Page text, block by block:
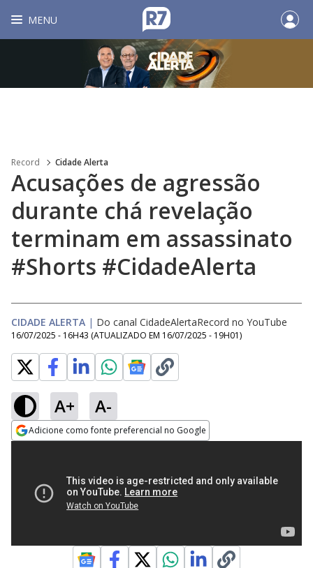
MENU
Record Cidade Alerta
Acusações de agressão
durante chá revelação
terminam em assassinato
#Shorts #CidadeAlerta
CIDADE ALERTA | Do canal CidadeAlertaRecord no YouTube
16/07/2025 - 16H43 (ATUALIZADO EM 16/07/2025 - 19H01)
A+ A-
Adicione como fonte preferencial no Google